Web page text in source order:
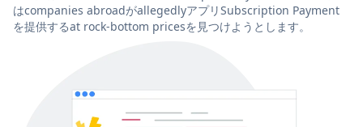
はcompanies abroadがallegedlyアプリSubscription Payment
を提供するat rock-bottom pricesを見つけようとします。